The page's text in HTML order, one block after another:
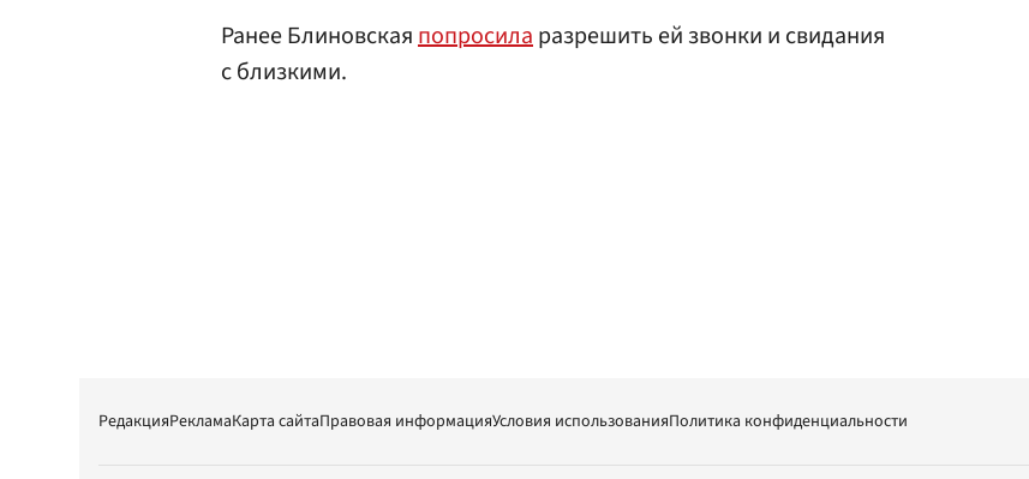
Ранее Блиновскаяпопросиларазрешить ей звонки и свидания
с близкими.
РедакцияРекламаКарта сайтаПравовая информацияУсловия использованияПолитика конфиденциальности